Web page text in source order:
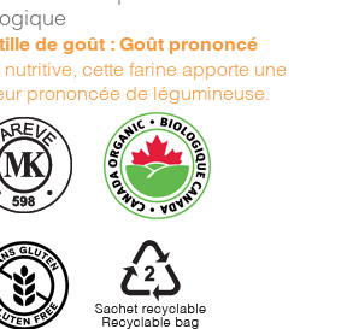
de goût : Goût prononcé
nutritive, cette farine apporte une
prononcée de légumineuse.